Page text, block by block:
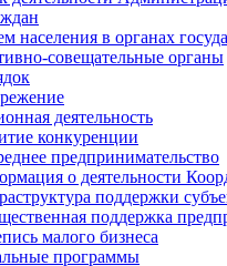
населения в органах
совещательные органы
деятельность
конкуренции
предпринимательство
о деятельности
поддержки
поддержка
малого бизнеса
программы